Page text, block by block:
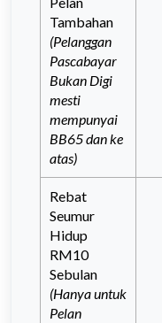
Tambahan
(Pelanggan
Pascabayar
Bukan Digi
mesti
mempunyai
BB65 dan ke
atas)
Rebat
Seumur
Hidup
RM10
Sebulan
(Hanya untuk
Pelan